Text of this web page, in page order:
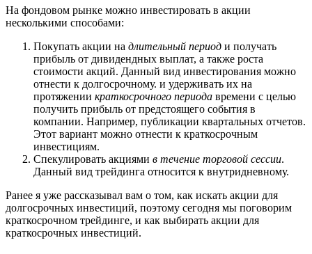
На фондовом рынке можно инвестировать в акции
несколькими способами:
Покупать акции на длительный период и получать
прибыль от дивидендных выплат, а также роста
стоимости акций. Данный вид инвестирования можно
отнести к долгосрочному. и удерживать их на
протяжении краткосрочного периода времени с целью
получить прибыль от предстоящего события в
компании. Например, публикации квартальных отчетов.
Этот вариант можно отнести к краткосрочным
инвестициям.
Спекулировать акциями в течение торговой сессии.
Данный вид трейдинга относится к внутридневному.
Ранее я уже рассказывал вам о том, как искать акции для
долгосрочных инвестиций, поэтому сегодня мы поговорим
краткосрочном трейдинге, и как выбирать акции для
краткосрочных инвестиций.